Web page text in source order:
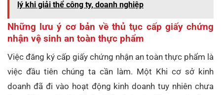
lý khi giải thể công ty, doanh nghiệp
Những lưu ý cơ bản về thủ tục cấp giấy chứng
nhận vệ sinh an toàn thực phẩm
Việc đăng ký cấp giấy chứng nhận an toàn thực phẩm là
việc đầu tiên chúng ta cần làm. Một Khi cơ sở kinh
doanh đã đi vào hoạt động kinh doanh tuy nhiên chưa